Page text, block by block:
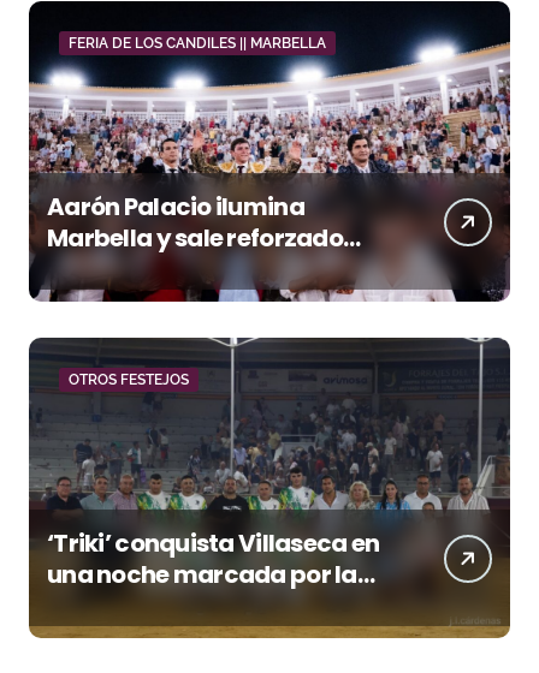
FERIA DE LOS CANDILES || MARBELLA
Aarón Palacio ilumina
Marbella y sale reforzado
junto a Manzanares y
Morante
OTROS FESTEJOS
‘Triki’ conquista Villaseca en
una noche marcada por la
dureza de Monteviejo